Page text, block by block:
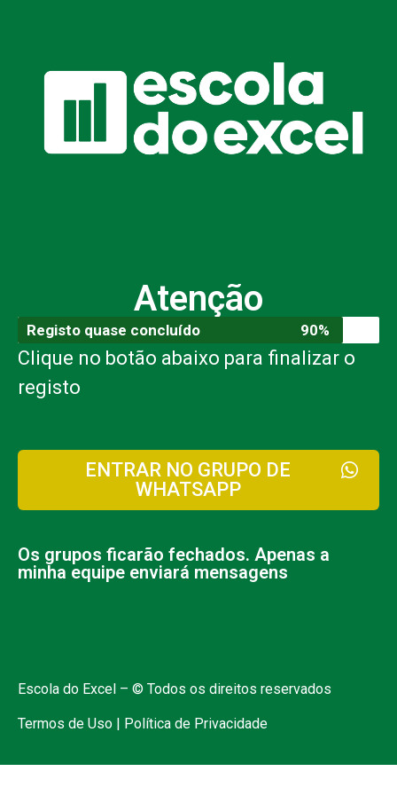
Atenção
Registo quase concluído 90%
Clique no botão abaixo para finalizar o
registo
ENTRAR NO GRUPO DE
WHATSAPP
Os grupos ficarão fechados. Apenas a
minha equipe enviará mensagens
Escola do Excel – © Todos os direitos reservados
Termos de Uso | Política de Privacidade